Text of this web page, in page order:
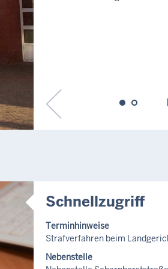
Schnellzugriff
Terminhinweise
Strafverfahren beim
Nebenstelle